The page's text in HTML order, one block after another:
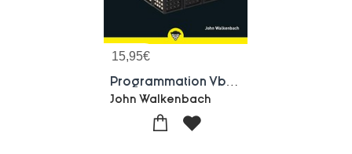
15,95€
John Walkenbach